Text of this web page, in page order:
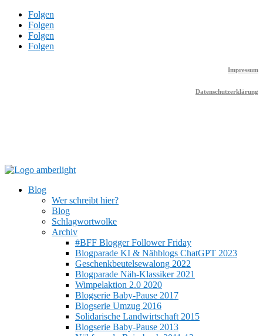
Folgen
Folgen
Folgen
Folgen
Impressum
Datenschutzerklärung
Blog
Wer schreibt hier?
Blog
Schlagwortwolke
Archiv
#BFF Blogger Follower Friday
Blogparade KI & Nähblogs ChatGPT 2023
Geschenkbeutelsewalong 2022
Blogparade Näh-Klassiker 2021
Wimpelaktion 2.0 2020
Blogserie Baby-Pause 2017
Blogserie Umzug 2016
Solidarische Landwirtschaft 2015
Blogserie Baby-Pause 2013